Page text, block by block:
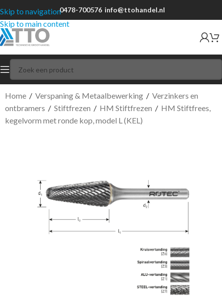
Skip to navigation
Skip to main content
0478-700576 info@ttohandel.nl
Home / Verspaning & Metaalbewerking / Verzinkers en
ontbramers / Stiftfrezen / HM Stiftfrezen / HM Stiftfrees,
kegelvorm met ronde kop, model L (KEL)